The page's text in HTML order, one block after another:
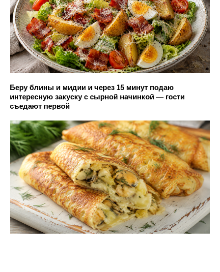
Беру блины и мидии и через 15 минут подаю
интересную закуску с сырной начинкой — гости
съедают первой